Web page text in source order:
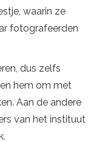
waarin ze
fotografeerden
dus zelfs
hem om met
Aan de andere
van het instituut